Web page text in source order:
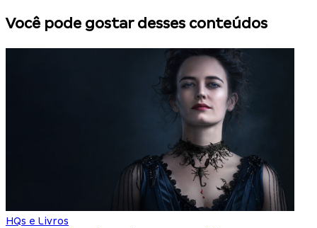
Você pode gostar desses conteúdos
HQs e Livros